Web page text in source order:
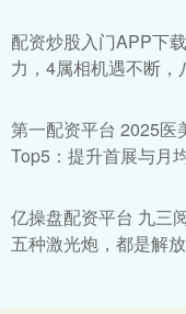
配资炒股入门APP下
力，4属相机遇不断
第一配资平台 2025医
Top5：提升首展与月
亿操盘配资平台 九三
五种激光炮，都是解